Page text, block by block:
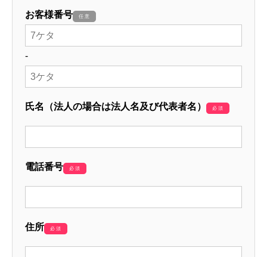
お客様番号 任意
-
氏名（法人の場合は法人名及び代表者名） 必須
電話番号 必須
住所 必須